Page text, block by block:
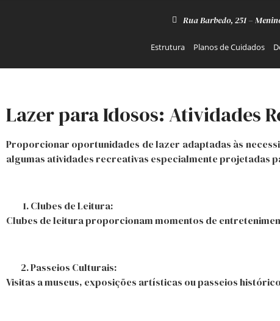
Rua Barbedo, 251 –
Estrutura Planos de Cuidados
Lazer para Idosos: Atividades
Proporcionar oportunidades de lazer adaptadas às
algumas atividades recreativas especialmente projetadas
Clubes de Leitura:
Clubes de leitura proporcionam momentos de
Passeios Culturais:
Visitas a museus, exposições artísticas ou passeios